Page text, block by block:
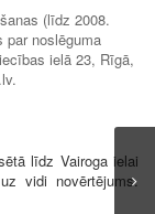
(līdz 2008.
par noslēguma
ielā 23, Rīgā,
līdz Vairoga ielai
vidi novērtējums.